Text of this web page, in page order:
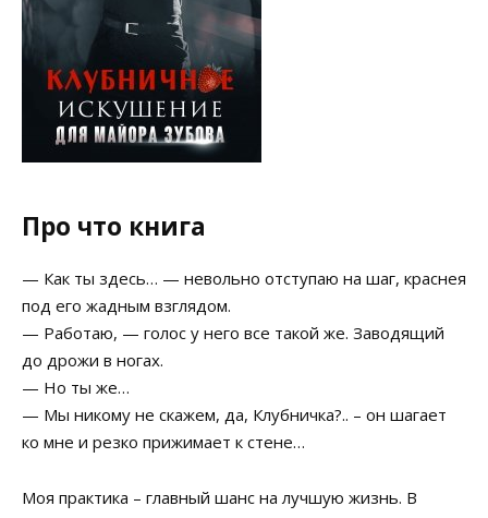
Про что книга
— Как ты здесь… — невольно отступаю на шаг, краснея
под его жадным взглядом.
— Работаю, — голос у него все такой же. Заводящий
до дрожи в ногах.
— Но ты же…
— Мы никому не скажем, да, Клубничка?.. – он шагает
ко мне и резко прижимает к стене…
Моя практика – главный шанс на лучшую жизнь. В